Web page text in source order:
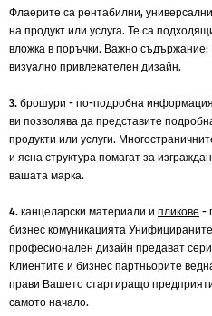
Флаерите са рентабилни,
на продукт или услуга. Те са
вложка в поръчки. Важно съдържание:
визуално привлекателен дизайн.
3. брошури - по-подробна
ви позволява да представите
продукти или услуги.
и ясна структура помагат за
вашата марка.
4. канцеларски материали и пликове -
бизнес комуникацията Унифицираните
професионален дизайн предават
Клиентите и бизнес партньорите
прави Вашето стартиращо
самото начало.